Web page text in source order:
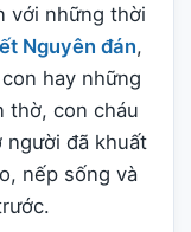
với những thời
Nguyên đán,
hay những
thờ, con cháu
người đã khuất
nếp sống và